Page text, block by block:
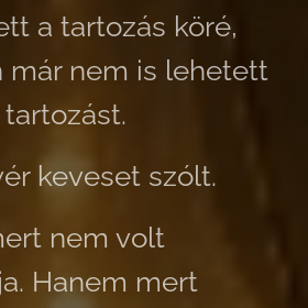
a tartozás köré,
már nem is lehetett
keveset szólt.
nem volt
Hanem mert